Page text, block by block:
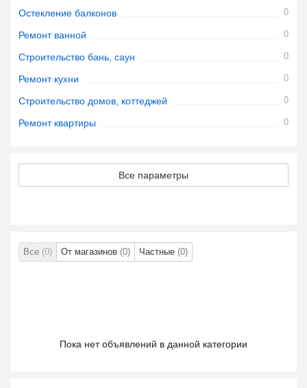
Остекление балконов 0
Ремонт ванной 0
Строительство бань, саун 0
Ремонт кухни 0
Строительство домов, коттеджей 0
Ремонт квартиры 0
Все параметры
Все (0) От магазинов (0) Частные (0)
Пока нет объявлений в данной категории